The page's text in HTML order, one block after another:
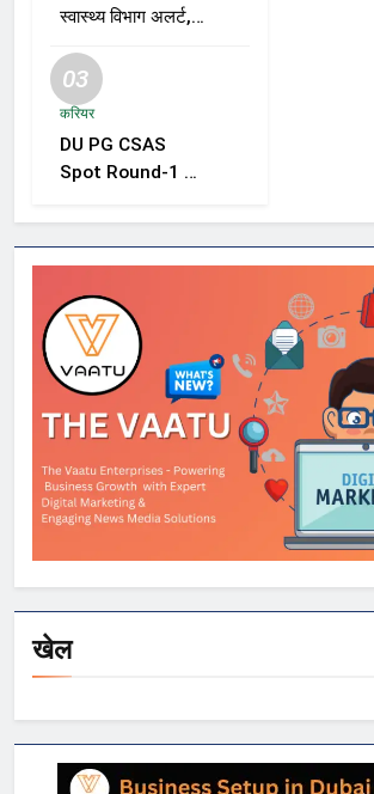
स्वास्थ्य विभाग अलर्ट,
वायरल बुखार की
रोकथाम के लिए राज्यों
निर्देश
03
करियर
DU PG CSAS
Spot Round-1 की
को आवेदन और सीट
खेल